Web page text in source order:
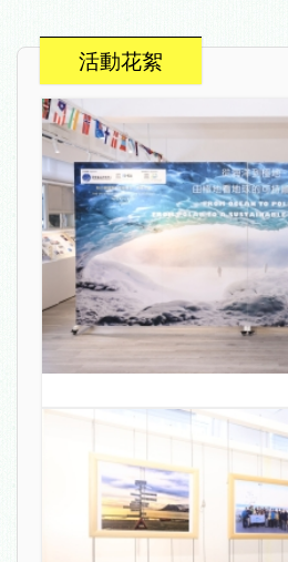
活動花絮